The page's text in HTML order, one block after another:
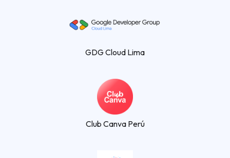
GDG Cloud Lima
Club Canva Perú